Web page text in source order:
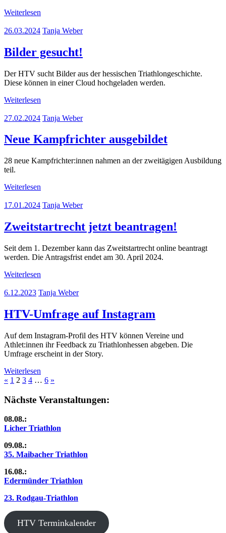
Weiterlesen
26.03.2024 Tanja Weber
Bilder gesucht!
Der HTV sucht Bilder aus der hessischen Triathlongeschichte.
Diese können in einer Cloud hochgeladen werden.
Weiterlesen
27.02.2024 Tanja Weber
Neue Kampfrichter ausgebildet
28 neue Kampfrichter:innen nahmen an der zweitägigen Ausbildung
teil.
Weiterlesen
17.01.2024 Tanja Weber
Zweitstartrecht jetzt beantragen!
Seit dem 1. Dezember kann das Zweitstartrecht online beantragt
werden. Die Antragsfrist endet am 30. April 2024.
Weiterlesen
6.12.2023 Tanja Weber
HTV-Umfrage auf Instagram
Auf dem Instagram-Profil des HTV können Vereine und
Athlet:innen ihr Feedback zu Triathlonhessen abgeben. Die
Umfrage erscheint in der Story.
Weiterlesen
Seitennummerierung
der
« Vorherige
1 2 3 4 … 6 Nächste
»
Nächste Veranstaltungen:
08.08.:
Licher Triathlon
09.08.:
35. Maibacher Triathlon
16.08.:
Edermünder Triathlon
23. Rodgau-Triathlon
HTV Terminkalender